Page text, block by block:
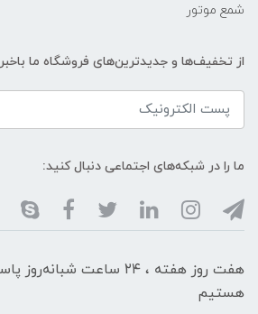
شمع موتور
از تخفیف‌ها و جدیدترین‌های فروشگاه ما
ما را در شبکه‌های اجتماعی دنبال کنید:
هفت روز هفته ، ۲۴ ساعت
هستیم